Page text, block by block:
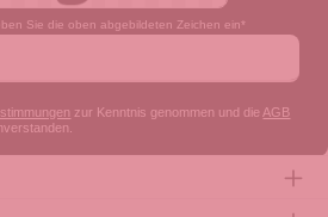
Sie die oben abgebildeten Zeichen ein*
zur Kenntnis genommen und die AGB